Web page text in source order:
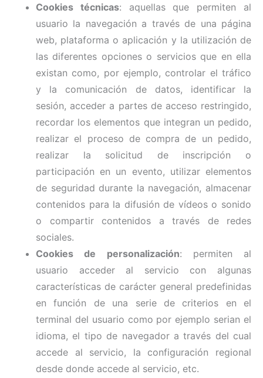
Cookies técnicas: aquellas que permiten al
usuario la navegación a través de una página
web, plataforma o aplicación y la utilización de
las diferentes opciones o servicios que en ella
existan como, por ejemplo, controlar el tráfico
y la comunicación de datos, identificar la
sesión, acceder a partes de acceso restringido,
recordar los elementos que integran un pedido,
realizar el proceso de compra de un pedido,
realizar la solicitud de inscripción o
participación en un evento, utilizar elementos
de seguridad durante la navegación, almacenar
contenidos para la difusión de vídeos o sonido
o compartir contenidos a través de redes
sociales.
Cookies de personalización: permiten al
usuario acceder al servicio con algunas
características de carácter general predefinidas
en función de una serie de criterios en el
terminal del usuario como por ejemplo serian el
idioma, el tipo de navegador a través del cual
accede al servicio, la configuración regional
desde donde accede al servicio, etc.